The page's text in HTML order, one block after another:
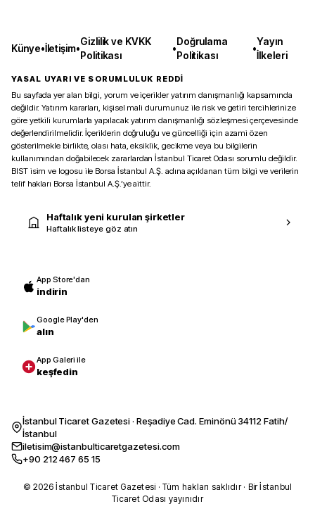
Künye•İletişim•
Gizlilik ve KVKK
Politikası
•
Doğrulama
Politikası
•
Yayın
İlkeleri
YASAL UYARI VE SORUMLULUK REDDİ
Bu sayfada yer alan bilgi, yorum ve içerikler yatırım danışmanlığı kapsamında
değildir. Yatırım kararları, kişisel mali durumunuz ile risk ve getiri tercihlerinize
göre yetkili kurumlarla yapılacak yatırım danışmanlığı sözleşmesi çerçevesinde
değerlendirilmelidir. İçeriklerin doğruluğu ve güncelliği için azami özen
gösterilmekle birlikte, olası hata, eksiklik, gecikme veya bu bilgilerin
kullanımından doğabilecek zararlardan İstanbul Ticaret Odası sorumlu değildir.
BIST isim ve logosu ile Borsa İstanbul A.Ş. adına açıklanan tüm bilgi ve verilerin
telif hakları Borsa İstanbul A.Ş.’ye aittir.
Haftalık yeni kurulan şirketler
Haftalık listeye göz atın
App Store'dan
indirin
Google Play'den
alın
App Galeri ile
keşfedin
İstanbul Ticaret Gazetesi · Reşadiye Cad. Eminönü 34112 Fatih/
İstanbul
iletisim@istanbulticaretgazetesi.com
+90 212 467 65 15
© 2026 İstanbul Ticaret Gazetesi · Tüm hakları saklıdır · Bir İstanbul
Ticaret Odası yayınıdır